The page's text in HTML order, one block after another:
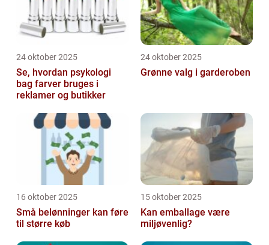
24 oktober 2025
Se, hvordan psykologi
bag farver bruges i
reklamer og butikker
24 oktober 2025
Grønne valg i garderoben
16 oktober 2025
Små belønninger kan føre
til større køb
15 oktober 2025
Kan emballage være
miljøvenlig?